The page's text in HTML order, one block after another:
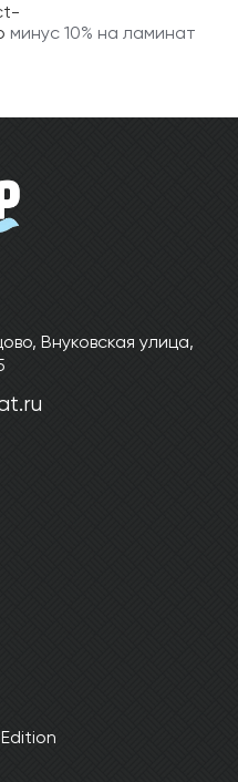
третьим
третьим
третьим
минус 10% на ламинат
Внуковская улица,